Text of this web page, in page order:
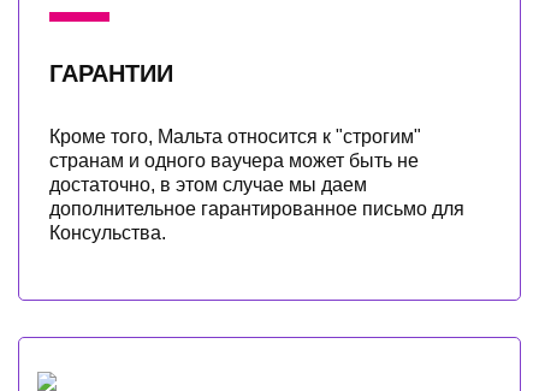
ГАРАНТИИ
Кроме того, Мальта относится к "строгим"
странам и одного ваучера может быть не
достаточно, в этом случае мы даем
дополнительное гарантированное письмо для
Консульства.